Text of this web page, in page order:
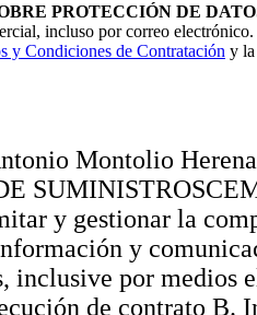
PROTECCIÓN DE
incluso por correo electrónico.
y Condiciones de Contratación y
Montolio
y gestionar la
y
inclusive por medios
de contrato B.